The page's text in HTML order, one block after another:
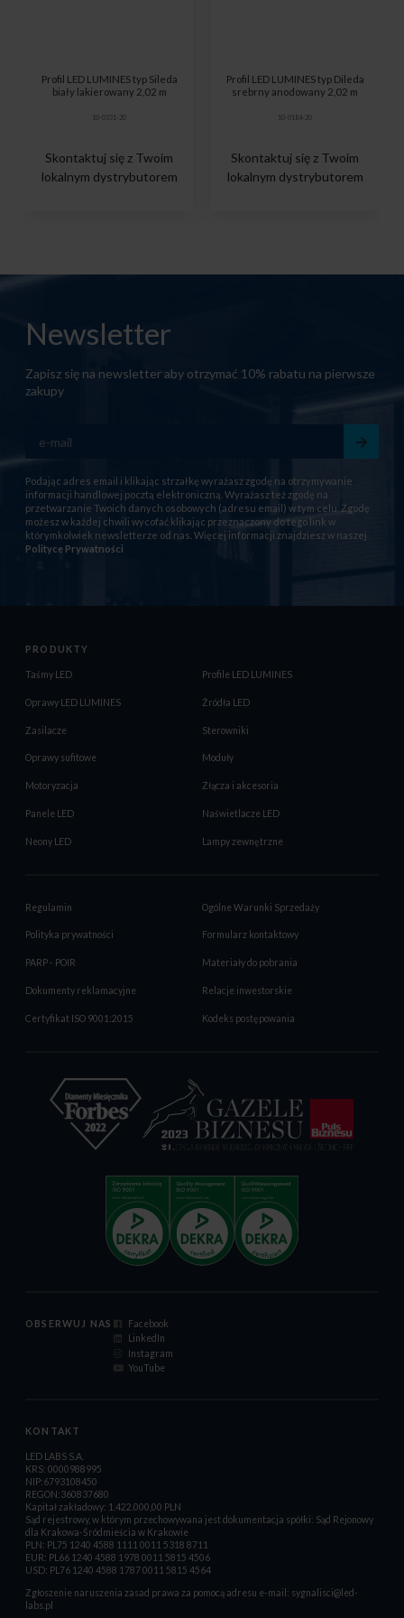
Profil LED LUMINES typ Sileda
biały lakierowany 2,02 m
10-0331-20
Skontaktuj się z Twoim
lokalnym dystrybutorem
Profil LED LUMINES typ Dileda
srebrny anodowany 2,02 m
10-0184-20
Skontaktuj się z Twoim
lokalnym dystrybutorem
Newsletter
Zapisz się na newsletter aby otrzymać 10% rabatu na pierwsze
zakupy
Podając adres email i klikając strzałkę wyrażasz zgodę na otrzymywanie
informacji handlowej pocztą elektroniczną. Wyrażasz też zgodę na
przetwarzanie Twoich danych osobowych (adresu email) w tym celu. Zgodę
możesz w każdej chwili wycofać klikając przeznaczony do tego link w
którymkolwiek newsletterze od nas. Więcej informacji znajdziesz w naszej
Polityce Prywatności
PRODUKTY
Taśmy LED Profile LED LUMINES
Oprawy LED LUMINES Źródła LED
Zasilacze Sterowniki
Oprawy sufitowe Moduły
Motoryzacja Złącza i akcesoria
Panele LED Naświetlacze LED
Neony LED Lampy zewnętrzne
Regulamin Ogólne Warunki Sprzedaży
Polityka prywatności Formularz kontaktowy
PARP - POIR Materiały do pobrania
Dokumenty reklamacyjne Relacje inwestorskie
Certyfikat ISO 9001:2015 Kodeks postępowania
OBSERWUJ NAS
Facebook
LinkedIn
Instagram
YouTube
KONTAKT
LED LABS S.A.
KRS: 0000988995
NIP:6793108450
REGON:360837680
Kapitał zakładowy: 1.422.000,00 PLN
Sąd rejestrowy, w którym przechowywana jest dokumentacja spółki: Sąd Rejonowy
dla Krakowa-Śródmieścia w Krakowie
PLN: PL75 1240 4588 1111 0011 5318 8711
EUR: PL66 1240 4588 1978 0011 5815 4506
USD: PL76 1240 4588 1787 0011 5815 4564
Zgłoszenie naruszenia zasad prawa za pomocą adresu e-mail: sygnalisci@led-
labs.pl